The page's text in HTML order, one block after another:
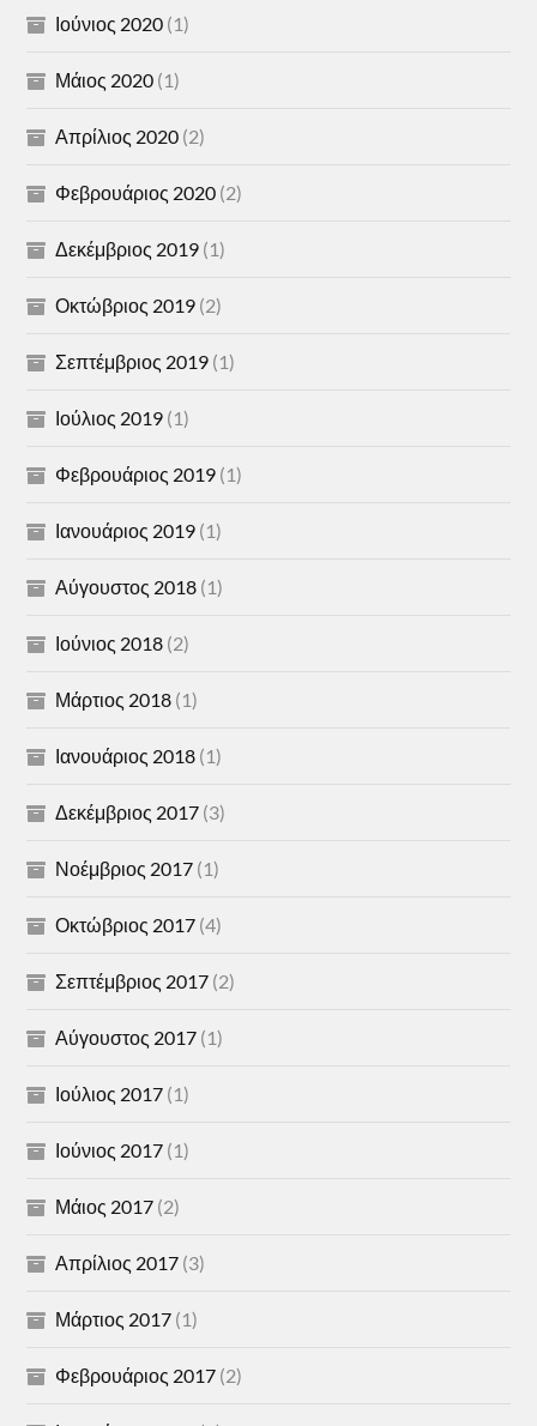
Ιούνιος 2020 (1)
Μάιος 2020 (1)
Απρίλιος 2020 (2)
Φεβρουάριος 2020 (2)
Δεκέμβριος 2019 (1)
Οκτώβριος 2019 (2)
Σεπτέμβριος 2019 (1)
Ιούλιος 2019 (1)
Φεβρουάριος 2019 (1)
Ιανουάριος 2019 (1)
Αύγουστος 2018 (1)
Ιούνιος 2018 (2)
Μάρτιος 2018 (1)
Ιανουάριος 2018 (1)
Δεκέμβριος 2017 (3)
Νοέμβριος 2017 (1)
Οκτώβριος 2017 (4)
Σεπτέμβριος 2017 (2)
Αύγουστος 2017 (1)
Ιούλιος 2017 (1)
Ιούνιος 2017 (1)
Μάιος 2017 (2)
Απρίλιος 2017 (3)
Μάρτιος 2017 (1)
Φεβρουάριος 2017 (2)